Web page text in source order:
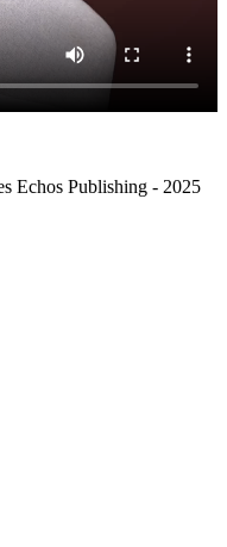
Echos Publishing - 2025